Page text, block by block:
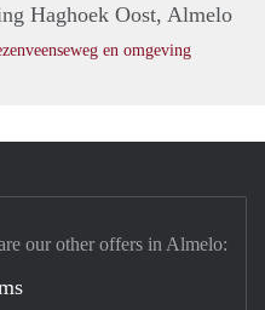
Haghoek Oost, Almelo
en omgeving
our other offers in Almelo: